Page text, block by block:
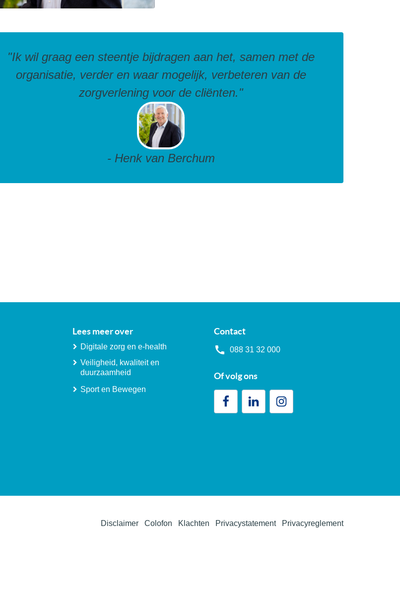
"Ik wil graag een steentje bijdragen aan het, samen met de
organisatie, verder en waar mogelijk, verbeteren van de
zorgverlening voor de cliënten."
- Henk van Berchum
Lees meer over
Digitale zorg en e-health
Veiligheid, kwaliteit en
duurzaamheid
Sport en Bewegen
Contact
088 31 32 000
Of volg ons
Disclaimer Colofon Klachten Privacystatement Privacyreglement